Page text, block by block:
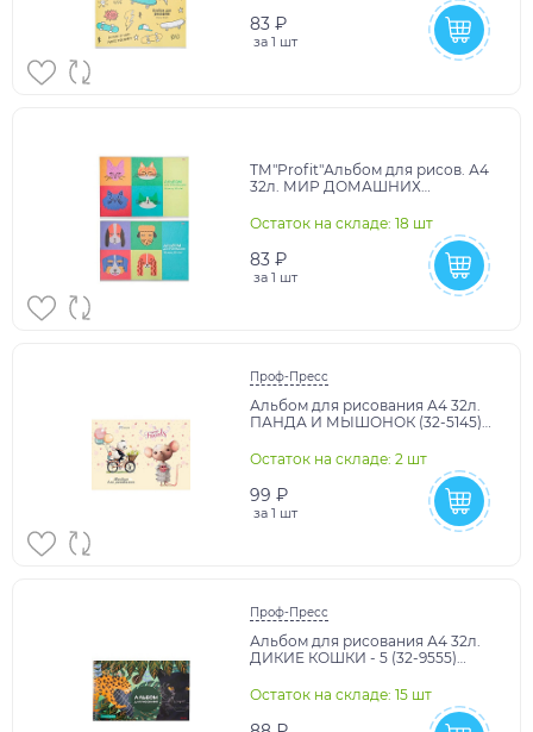
83 ₽
за 1 шт
ТМ"Profit"Альбом для рисов. А4
32л. МИР ДОМАШНИХ
офс.,бл-офс.,2 д. в сп.
Остаток на складе: 18 шт
83 ₽
за 1 шт
Проф-Пресс
Альбом для рисования А4 32л.
ПАНДА И МЫШОНОК (32-5145)
Остаток на складе: 2 шт
99 ₽
за 1 шт
Проф-Пресс
Альбом для рисования А4 32л.
ДИКИЕ КОШКИ - 5 (32-9555)
Остаток на складе: 15 шт